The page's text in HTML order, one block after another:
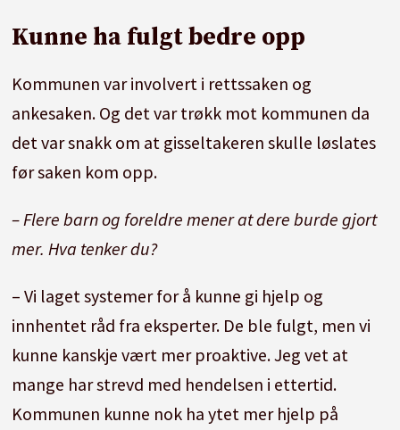
Kunne ha fulgt bedre opp
Kommunen var involvert i rettssaken og
ankesaken. Og det var trøkk mot kommunen da
det var snakk om at gisseltakeren skulle løslates
før saken kom opp.
– Flere barn og foreldre mener at dere burde gjort
mer. Hva tenker du?
– Vi laget systemer for å kunne gi hjelp og
innhentet råd fra eksperter. De ble fulgt, men vi
kunne kanskje vært mer proaktive. Jeg vet at
mange har strevd med hendelsen i ettertid.
Kommunen kunne nok ha ytet mer hjelp på